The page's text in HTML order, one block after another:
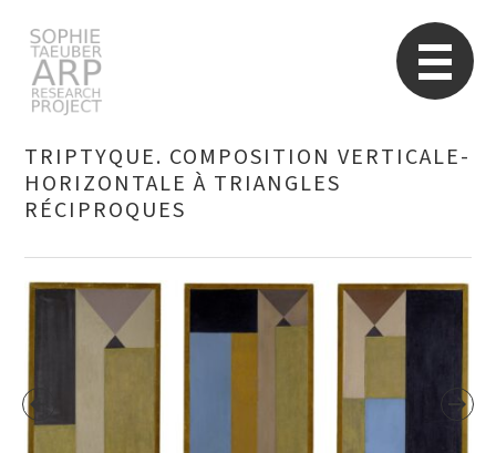
Suchen
TRIPTYQUE. COMPOSITION VERTICALE-
HORIZONTALE À TRIANGLES
RÉCIPROQUES